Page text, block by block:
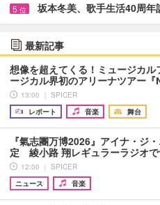
5 位 坂本冬美、歌手生活40周
最新記事
想像を超えてくる！ミュージカル
ージカル界初のアリーナツアー
13:00 ｜ SPICER
レポート
音楽 舞台
『氣志團万博2026』アイナ・ジ
定 綾小路 翔レギュラーラジオ
12:00 ｜ SPICER
ニュース
音楽